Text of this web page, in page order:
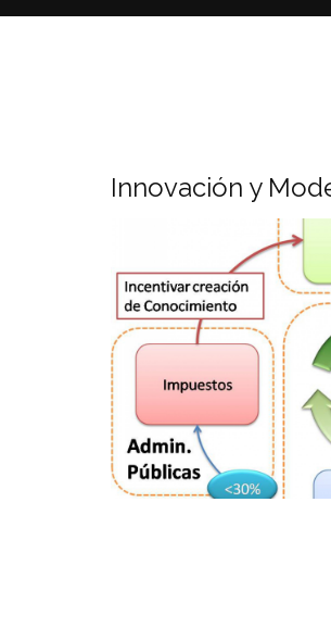
Innovación y